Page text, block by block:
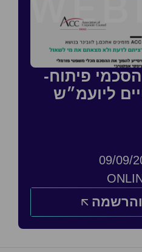
הסכמי פיתוח-
ליועמ״ש
09/09/